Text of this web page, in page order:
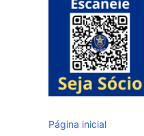
Página inicial